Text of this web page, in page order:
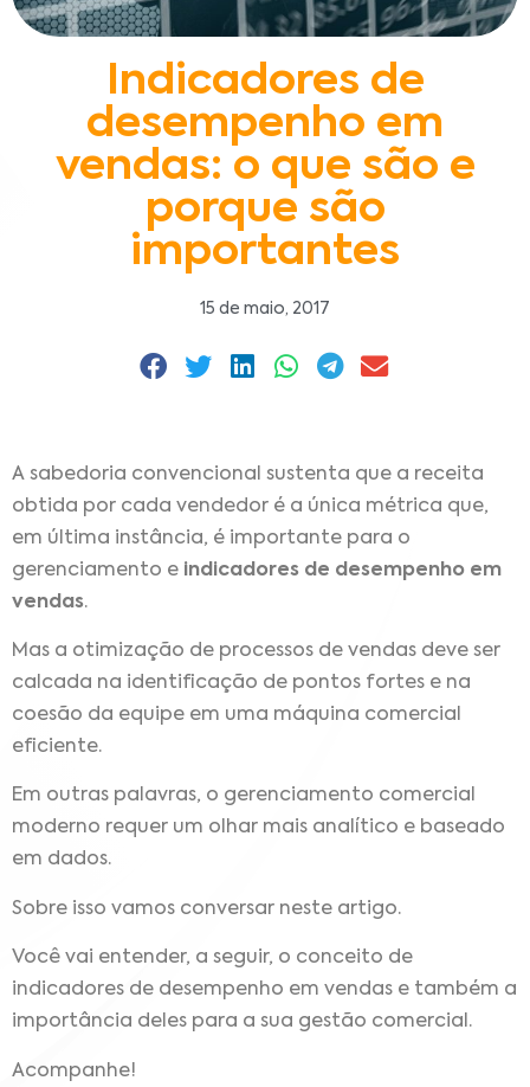
Indicadores de
desempenho em
vendas: o que são e
porque são
importantes
15 de maio, 2017
A sabedoria convencional sustenta que a receita
obtida por cada vendedor é a única métrica que,
em última instância, é importante para o
gerenciamento e indicadores de desempenho em
vendas.
Mas a otimização de processos de vendas deve ser
calcada na identificação de pontos fortes e na
coesão da equipe em uma máquina comercial
eficiente.
Em outras palavras, o gerenciamento comercial
moderno requer um olhar mais analítico e baseado
em dados.
Sobre isso vamos conversar neste artigo.
Você vai entender, a seguir, o conceito de
indicadores de desempenho em vendas e também a
importância deles para a sua gestão comercial.
Acompanhe!